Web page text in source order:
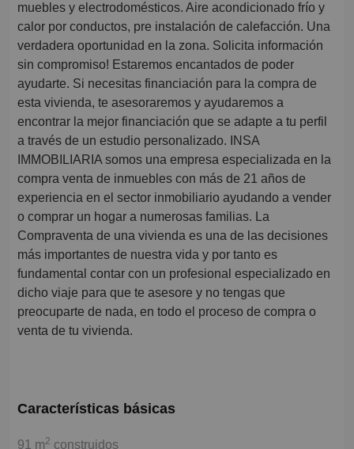
muebles y electrodomésticos. Aire acondicionado frío y
calor por conductos, pre instalación de calefacción. Una
verdadera oportunidad en la zona. Solicita información
sin compromiso! Estaremos encantados de poder
ayudarte. Si necesitas financiación para la compra de
esta vivienda, te asesoraremos y ayudaremos a
encontrar la mejor financiación que se adapte a tu perfil
a través de un estudio personalizado. INSA
IMMOBILIARIA somos una empresa especializada en la
compra venta de inmuebles con más de 21 años de
experiencia en el sector inmobiliario ayudando a vender
o comprar un hogar a numerosas familias. La
Compraventa de una vivienda es una de las decisiones
más importantes de nuestra vida y por tanto es
fundamental contar con un profesional especializado en
dicho viaje para que te asesore y no tengas que
preocuparte de nada, en todo el proceso de compra o
venta de tu vivienda.
Características básicas
91 m2 construidos